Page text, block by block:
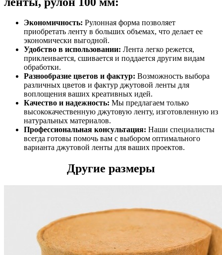
Экономичность: Рулонная форма позволяет
приобретать ленту в больших объемах, что делает ее
экономически выгодной.
Удобство в использовании: Лента легко режется,
приклеивается, сшивается и поддается другим видам
обработки.
Разнообразие цветов и фактур: Возможность выбора
различных цветов и фактур джутовой ленты для
воплощения ваших креативных идей.
Качество и надежность: Мы предлагаем только
высококачественную джутовую ленту, изготовленную из
натуральных материалов.
Профессиональная консультация: Наши специалисты
всегда готовы помочь вам с выбором оптимального
варианта джутовой ленты для ваших проектов.
Другие размеры